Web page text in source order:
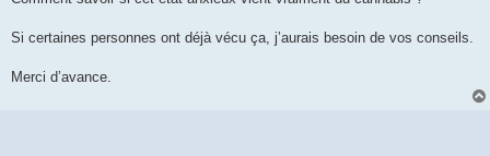
Si certaines personnes ont déjà vécu ça, j’aurais besoin de vos conseils.
Merci d’avance.